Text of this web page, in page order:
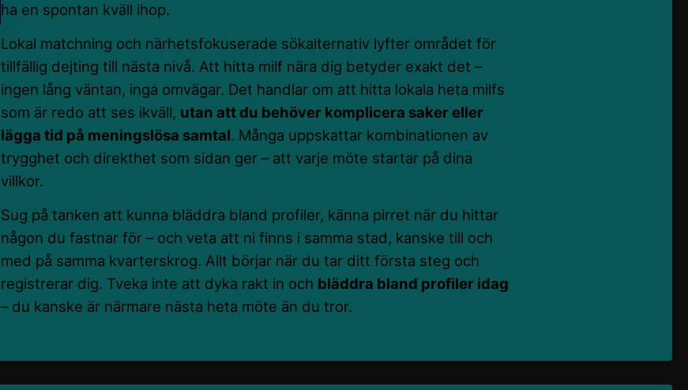
ha en spontan kväll ihop.
Lokal matchning och närhetsfokuserade sökalternativ lyfter området för
tillfällig dejting till nästa nivå. Att hitta milf nära dig betyder exakt det –
ingen lång väntan, inga omvägar. Det handlar om att hitta lokala heta milfs
som är redo att ses ikväll, utan att du behöver komplicera saker eller
lägga tid på meningslösa samtal. Många uppskattar kombinationen av
trygghet och direkthet som sidan ger – att varje möte startar på dina
villkor.
Sug på tanken att kunna bläddra bland profiler, känna pirret när du hittar
någon du fastnar för – och veta att ni finns i samma stad, kanske till och
med på samma kvarterskrog. Allt börjar när du tar ditt första steg och
registrerar dig. Tveka inte att dyka rakt in och bläddra bland profiler idag
– du kanske är närmare nästa heta möte än du tror.